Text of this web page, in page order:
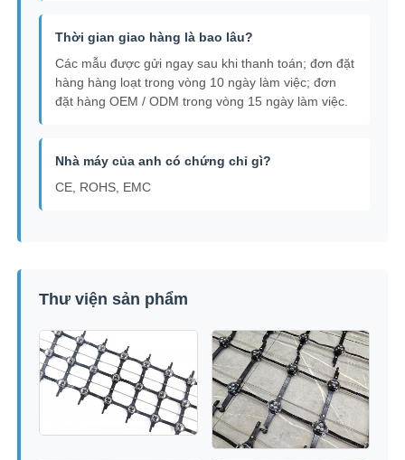
Thời gian giao hàng là bao lâu?
Các mẫu được gửi ngay sau khi thanh toán; đơn đặt
hàng hàng loạt trong vòng 10 ngày làm việc; đơn
đặt hàng OEM / ODM trong vòng 15 ngày làm việc.
Nhà máy của anh có chứng chỉ gì?
CE, ROHS, EMC
Thư viện sản phẩm